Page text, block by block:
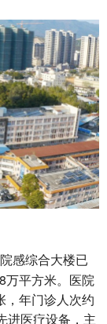
感综合大楼已
万平方米。医院
，年门诊人次约
进医疗设备，主